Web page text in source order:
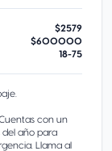
$2579
$600000
18-75
con un
del año para
Llama al